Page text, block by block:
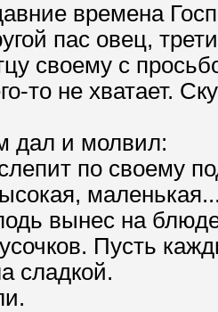
времена
пас овец,
своему с
то не хватает.
дал и молвил:
по своему
вынес на
Пусть
сладкой.